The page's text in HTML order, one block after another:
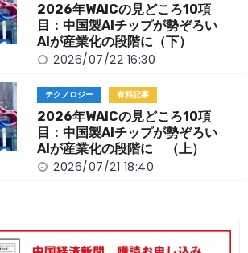
2026年WAICの見どころ10項
目：中国製AIチップが勢ぞろい
AIが産業化の段階に（下）
2026/07/22 16:30
テクノロジー 有料記事
2026年WAICの見どころ10項
目：中国製AIチップが勢ぞろい
AIが産業化の段階に （上）
2026/07/21 18:40